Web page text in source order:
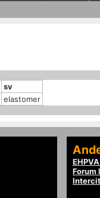
sv
elastomer
Forum